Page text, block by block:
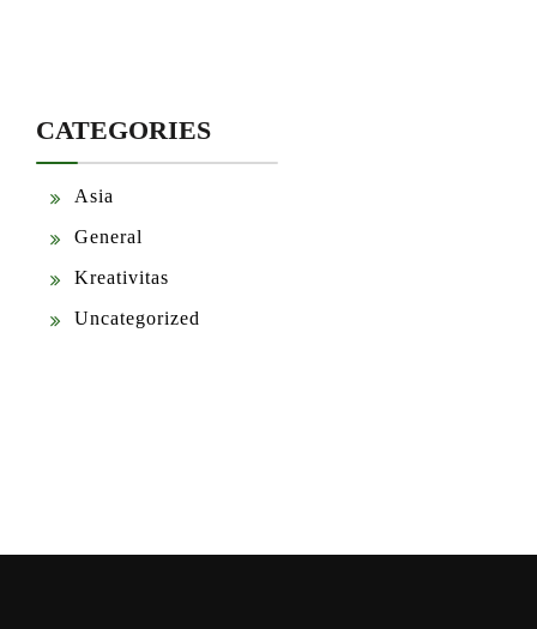
CATEGORIES
Asia
General
Kreativitas
Uncategorized